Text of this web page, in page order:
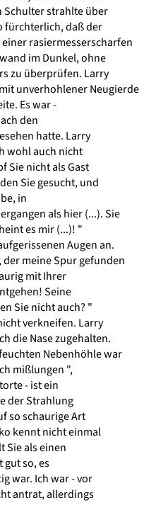
Schulter strahlte über
fürchterlich, daß der
rasiermesserscharfen
im Dunkel, ohne
zu überprüfen. Larry
unverhohlener Neugierde
Es war -
den
hatte. Larry
wohl auch nicht
Sie nicht als Gast
Sie gesucht, und
in
als hier (...). Sie
es mir (...)! "
Augen an.
meine Spur gefunden
mit Ihrer
Seine
Sie nicht auch? "
verkneifen. Larry
die Nase zugehalten.
Nebenhöhle war
mißlungen ",
- ist ein
der Strahlung
so schaurige Art
kennt nicht einmal
Sie als einen
gut so, es
war. Ich war - vor
antrat, allerdings